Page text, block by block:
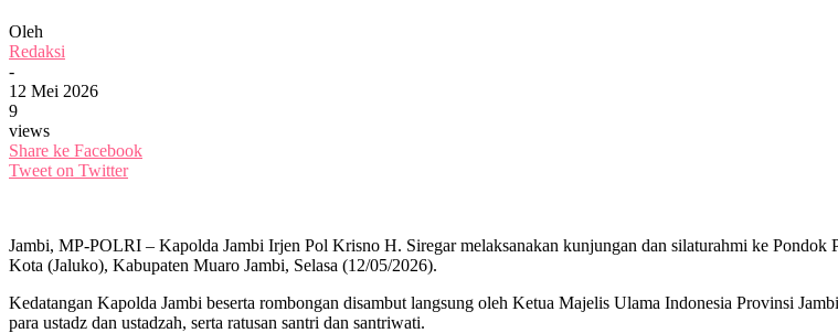
Oleh
Redaksi
-
12 Mei 2026
9
views
Share ke Facebook
Tweet on Twitter
Jambi, MP-POLRI – Kapolda Jambi Irjen Pol Krisno H. Siregar melaksanakan kunjungan dan silaturahmi ke
Kota (Jaluko), Kabupaten Muaro Jambi, Selasa (12/05/2026).
Kedatangan Kapolda Jambi beserta rombongan disambut langsung oleh Ketua Majelis Ulama Indonesia Provinsi
para ustadz dan ustadzah, serta ratusan santri dan santriwati.